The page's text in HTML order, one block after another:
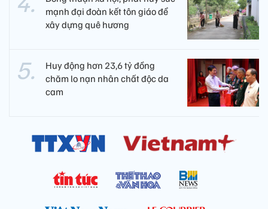
mạnh đại đoàn kết tôn giáo để
xây dựng quê hương
Huy động hơn 23,6 tỷ đồng
chăm lo nạn nhân chất độc da
cam